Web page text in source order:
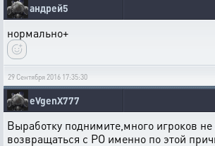
андрей5
нормально+
29 Сентября 2016 17:35:30
eVgenX777
Выработку поднимите,много игроков не
возвращаться с РО именно по этой